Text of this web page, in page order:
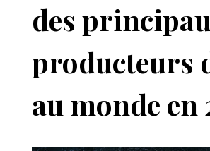
des
producteurs
au monde en